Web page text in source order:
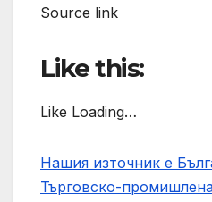
Source link
Like this:
Like Loading…
Нашия източник е
Търговско-